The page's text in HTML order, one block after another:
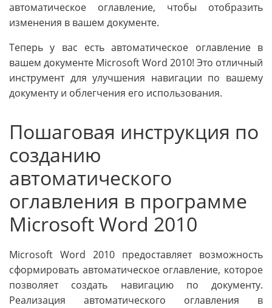
автоматическое оглавление, чтобы отобразить
изменения в вашем документе.
Теперь у вас есть автоматическое оглавление в
вашем документе Microsoft Word 2010! Это отличный
инструмент для улучшения навигации по вашему
документу и облегчения его использования.
Пошаговая инструкция по
созданию
автоматического
оглавления в программе
Microsoft Word 2010
Microsoft Word 2010 предоставляет возможность
сформировать автоматическое оглавление, которое
позволяет создать навигацию по документу.
Реализация автоматического оглавления в